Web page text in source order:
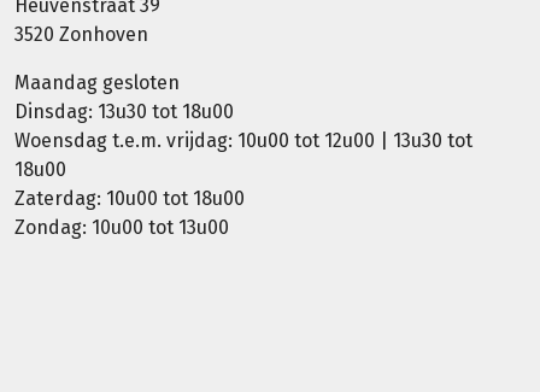
Heuvenstraat 39
3520 Zonhoven
Maandag gesloten
Dinsdag: 13u30 tot 18u00
Woensdag t.e.m. vrijdag: 10u00 tot 12u00 | 13u30 tot
18u00
Zaterdag: 10u00 tot 18u00
Zondag: 10u00 tot 13u00